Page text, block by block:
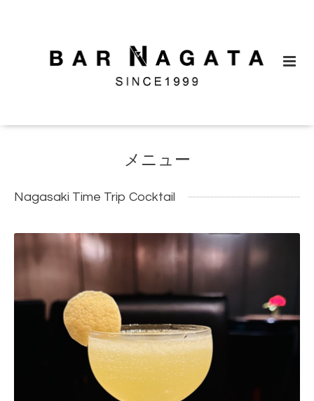
メニュー
Nagasaki Time Trip Cocktail